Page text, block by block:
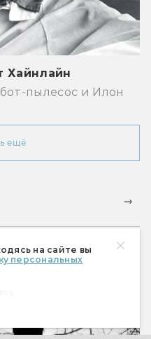
на сайте вы
персональных
Хайнлайн
пылесос и Илон
ещё